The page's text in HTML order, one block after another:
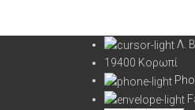
Λ.
19400 Κορωπί